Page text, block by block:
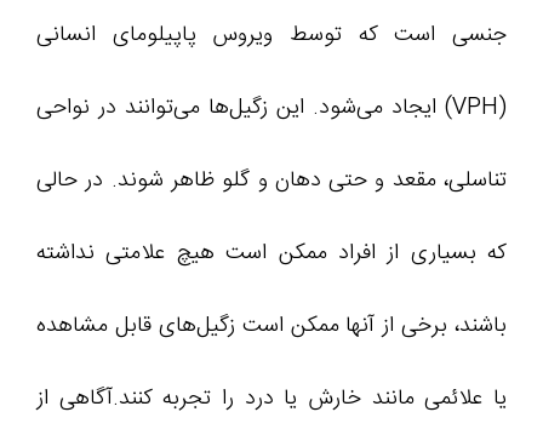
جنسی است که توسط ویروس پاپیلومای انسانی
(VPH) ایجاد می‌شود. این زگیل‌ها می‌توانند در نواحی
تناسلی، مقعد و حتی دهان و گلو ظاهر شوند. در حالی
که بسیاری از افراد ممکن است هیچ علامتی نداشته
باشند، برخی از آنها ممکن است زگیل‌های قابل مشاهده
یا علائمی مانند خارش یا درد را تجربه کنند.آگاهی از